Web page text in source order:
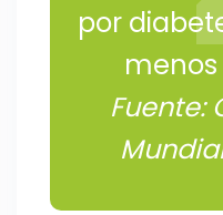
por
menos
Fuente: